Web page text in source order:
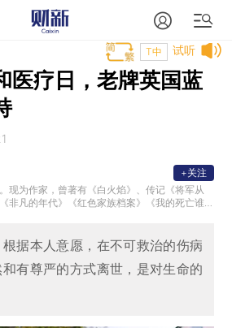
试听
T中
医疗日，老牌英国蓝
现为作家，曾著有《白火焰》、传记《将军从
非凡的年代》《红色家族档案》《我的死亡谁
+关注
据本人意愿，在不可救治的伤病
有尊严的方式离世，是对生命的